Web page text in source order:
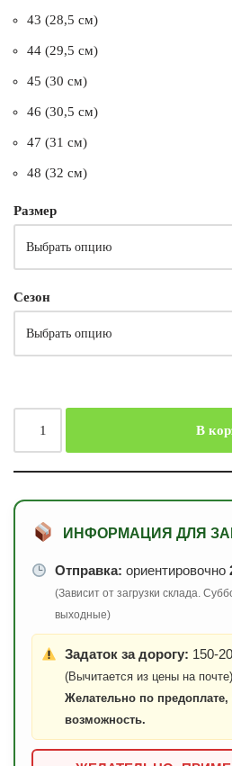
43 (28,5 см)
44 (29,5 см)
45 (30 см)
46 (30,5 см)
47 (31 см)
48 (32 см)
Размер
Сезон
В
ИНФОРМАЦИЯ ДЛЯ
Отправка: ориентировочно
(Зависит от загрузки склада.
выходные)
Задаток за дорогу: 150-
(Вычитается из цены на
Желательно по предоплате,
возможность.